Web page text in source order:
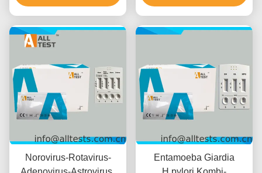
Minuten, CE-Zertifiziert
Ergebnissen in 10
Genauigkeit und
Interpretation
Norovirus-Rotavirus-
Entamoeba Giardia